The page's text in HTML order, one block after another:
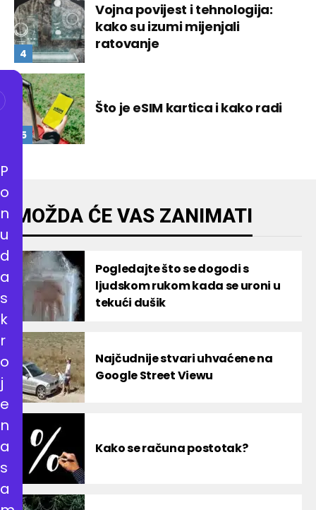
Vojna povijest i tehnologija:
kako su izumi mijenjali
ratovanje
Što je eSIM kartica i kako radi
MOŽDA ĆE VAS ZANIMATI
Pogledajte što se dogodi s
ljudskom rukom kada se uroni u
tekući dušik
Najčudnije stvari uhvaćene na
Google Street Viewu
Kako se računa postotak?
P
o
n
u
d
a
s
k
r
o
j
e
n
a
s
a